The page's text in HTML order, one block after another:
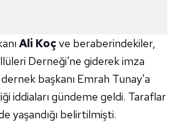
Ali Koçve beraberindekiler,
Derneği'ne giderek imza
başkanı Emrah Tunay'a
iddiaları gündeme geldi. Taraflar
yaşandığı belirtilmişti.